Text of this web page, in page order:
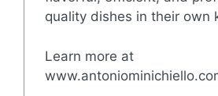
quality dishes in their own
Learn more at